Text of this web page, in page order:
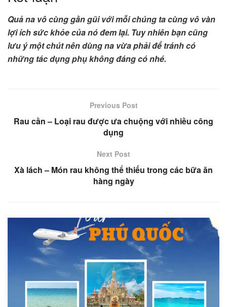
Quả na vô cùng gần gũi với mỗi chúng ta cùng vô vàn
lợi ích sức khỏe của nó đem lại. Tuy nhiên bạn cũng
lưu ý một chút nên dùng na vừa phải để tránh có
những tác dụng phụ không đáng có nhé.
Previous Post
Rau cần – Loại rau được ưa chuộng với nhiều công
dụng
Next Post
Xà lách – Món rau không thể thiếu trong các bữa ăn
hàng ngày